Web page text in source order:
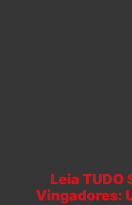
Leia TUDO
Vingadores: